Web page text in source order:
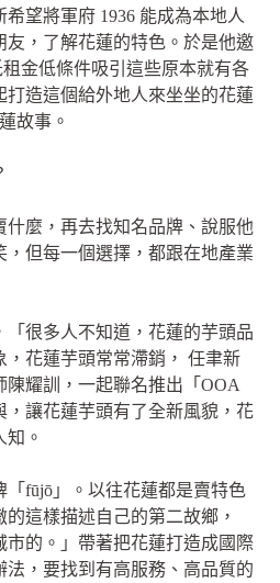
望將軍府 1936 能成為本地人
友，了解花蓮的特色。於是他邀
金低條件吸引這些原本就有各
打造這個給外地人來坐坐的花蓮
故事。
麼，再去找知名品牌、說服他
但每一個選擇，都跟在地產業
很多人不知道，花蓮的芋頭品
，花蓮芋頭常常滯銷， 任聿新
耀訓，一起聯名推出「OOA
，讓花蓮芋頭有了全新風貌，花
。
fūjō」。以往花蓮都是賣特色
這樣描述自己的第二故鄉，
市的。」帶著把花蓮打造成國際
法，要找到有高服務、高品質的